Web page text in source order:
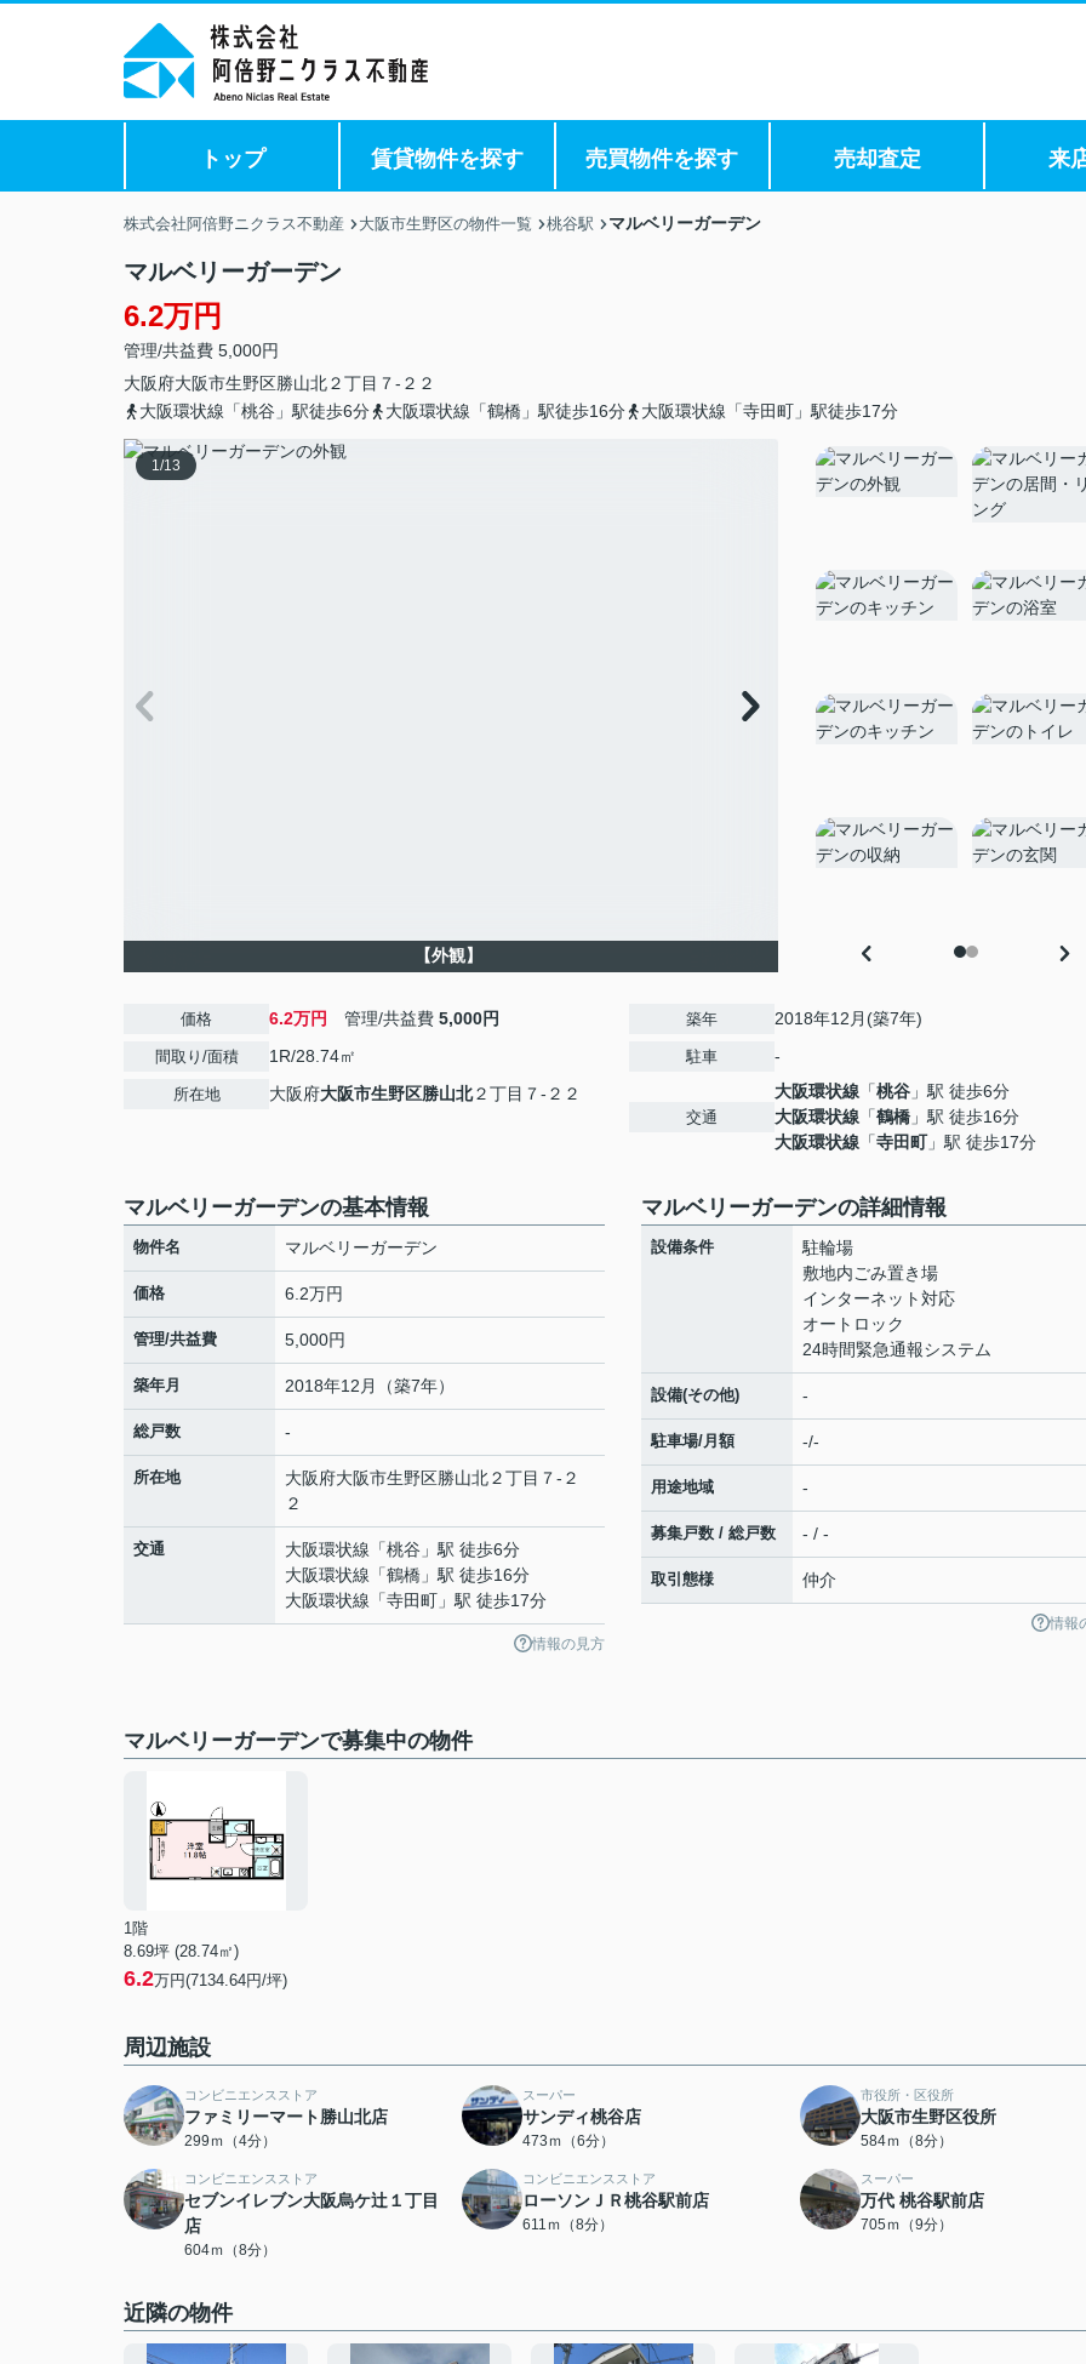
トップ 賃貸物件を探す 売買物件を探す 売却査定 来
株式会社阿倍野ニクラス不動産 大阪市生野区の物件一覧 桃谷駅 マルベリーガーデン
マルベリーガーデン
6.2万円
管理/共益費 5,000円
大阪府大阪市生野区勝山北２丁目７-２２
大阪環状線「桃谷」駅徒歩6分
大阪環状線「鶴橋」駅徒歩16分 大阪環状線「寺田町」駅徒歩17分
1/13
【外観】
価格 6.2万円 管理/共益費 5,000円
間取り/面積 1R/28.74㎡
所在地 大阪府大阪市生野区勝山北２丁目７-２２
築年 2018年12月(築7年)
駐車 -
交通
大阪環状線 「桃谷 」駅 徒歩6分
大阪環状線 「鶴橋 」駅 徒歩16分
大阪環状線 「寺田町」駅 徒歩17分
マルベリーガーデンの基本情報
物件名 マルベリーガーデン
価格 6.2万円
管理/共益費 5,000円
築年月 2018年12月（築7年）
総戸数 -
所在地 大阪府大阪市生野区勝山北２丁目７-２
２
交通 大阪環状線 「桃谷 」駅 徒歩6分
大阪環状線 「鶴橋 」駅 徒歩16分
大阪環状線 「寺田町 」駅 徒歩17分
情報の見方
マルベリーガーデンの詳細情報
設備条件
駐輪場
敷地内ごみ置き場
インターネット対応
オートロック
24時間緊急通報システム
設備(その他) -
駐車場/月額 -/-
用途地域 -
募集戸数 / 総戸数 - / -
取引態様 仲介
情報
マルベリーガーデンで募集中の物件
1階
8.69坪 (28.74㎡)
6.2万円(7134.64円/坪)
周辺施設
コンビニエンスストア
ファミリーマート勝山北店
299ｍ（4分）
スーパー
サンディ桃谷店
473ｍ（6分）
市役所・区役所
大阪市生野区役所
584ｍ（8分）
コンビニエンスストア
セブンイレブン大阪烏ケ辻１丁目
店
604ｍ（8分）
コンビニエンスストア
ローソンＪＲ桃谷駅前店
611ｍ（8分）
スーパー
万代 桃谷駅前店
705ｍ（9分）
近隣の物件